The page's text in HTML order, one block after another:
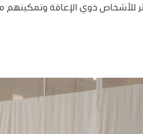
للأشخاص ذوي الإعاقة وتمكينهم